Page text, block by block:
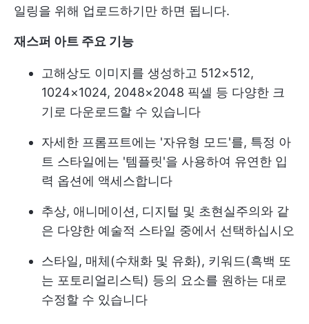
일링을 위해 업로드하기만 하면 됩니다.
재스퍼 아트 주요 기능
고해상도 이미지를 생성하고 512×512,
1024×1024, 2048×2048 픽셀 등 다양한 크
기로 다운로드할 수 있습니다
자세한 프롬프트에는 '자유형 모드'를, 특정 아
트 스타일에는 '템플릿'을 사용하여 유연한 입
력 옵션에 액세스합니다
추상, 애니메이션, 디지털 및 초현실주의와 같
은 다양한 예술적 스타일 중에서 선택하십시오
스타일, 매체(수채화 및 유화), 키워드(흑백 또
는 포토리얼리스틱) 등의 요소를 원하는 대로
수정할 수 있습니다